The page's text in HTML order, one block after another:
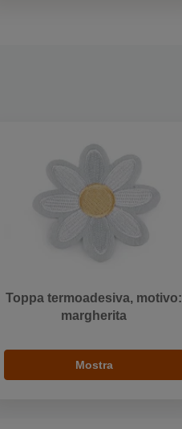
Toppa termoadesiva, motivo:
margherita
Mostra